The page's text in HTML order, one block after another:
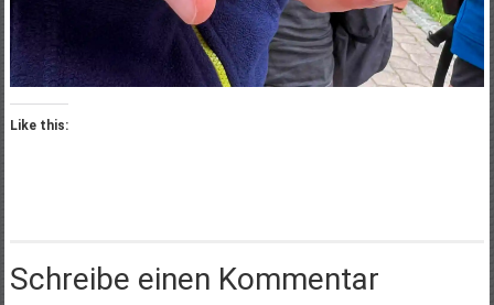
Like this:
Schreibe einen Kommentar